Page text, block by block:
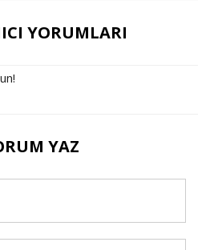
YORUMLARI
YAZ